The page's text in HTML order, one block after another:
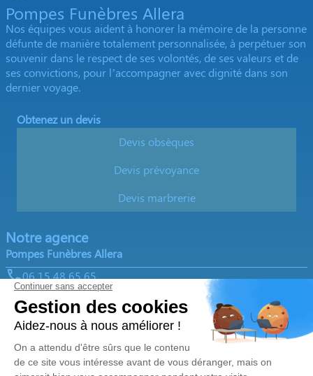
Pompes Funèbres Allera
Nos équipes vous aident à honorer la mémoire de la personne
défunte de manière totalement personnalisée, à perpétuer son
souvenir dans le respect de ses volontés, de ses valeurs et de
ses convictions, pour l’accompagner avec dignité dans son
dernier voyage.
Obtenez un devis
Devis obsèques
Devis prévoyance
Devis marbrerie
Notre agence
Pompes Funèbres Allera
06 15 48 65 65
pf.allera@orange.fr
45 Route d'Opio - 06740 - Châteauneuf-Grasse
5/5 - 112 avis
Nos Services
Organiser des obsèques
Liens utiles
Avis de décès